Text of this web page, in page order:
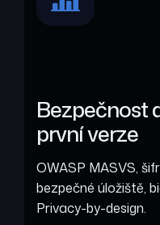
Bezpečnost
první verze
OWASP MASVS,
bezpečné úložiště,
Privacy-by-design.